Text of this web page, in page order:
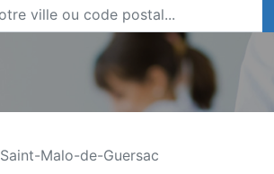
Saint-Malo-de-Guersac